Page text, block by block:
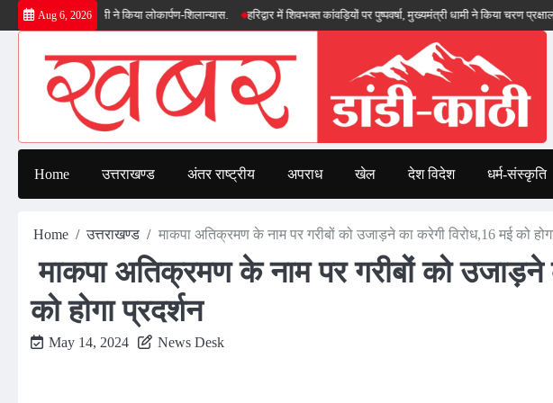
Skip
to
Aug 6, 2026
धामी ने किया लोकार्पण-शिलान्यास. हरिद्वार में शिवभक्त कांवड़ियों पर पुष्पवर्षा, मुख्यमंत्री धामी ने किया चरण प्रक्षालन…
Home उत्तराखण्ड अंतर राष्ट्रीय अपराध खेल देश विदेश धर्म-संस्कृति
Home उत्तराखण्ड माकपा अतिक्रमण के नाम पर गरीबों को उजाड़ने का करेगी विरोध,16 मई को
माकपा अतिक्रमण के नाम पर गरीबों को उजाड़ने
को होगा प्रदर्शन
May 14, 2024 News Desk